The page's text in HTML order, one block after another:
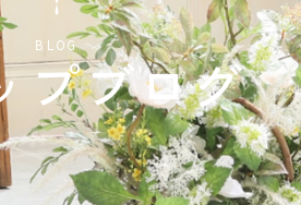
BLOG
プブログ